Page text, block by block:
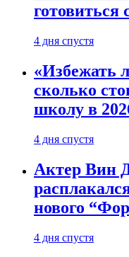
готовиться
4 дня спустя
«Избежать
сколько
школу в
4 дня спустя
Актер Вин
нового
4 дня спустя